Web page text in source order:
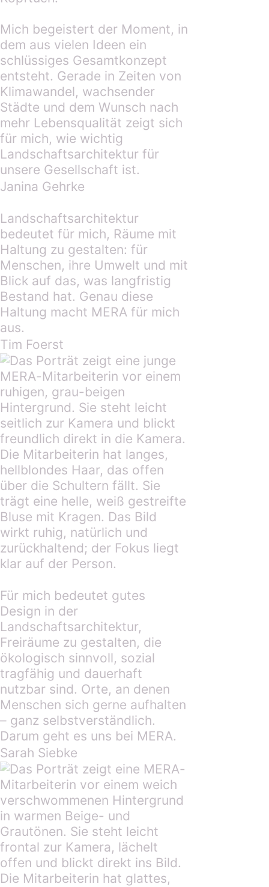
Mich begeistert der Moment, in
dem aus vielen Ideen ein
schlüssiges Gesamtkonzept
entsteht. Gerade in Zeiten von
Klimawandel, wachsender
Städte und dem Wunsch nach
mehr Lebensqualität zeigt sich
für mich, wie wichtig
Landschaftsarchitektur für
unsere Gesellschaft ist.
Janina Gehrke
Landschaftsarchitektur
bedeutet für mich, Räume mit
Haltung zu gestalten: für
Menschen, ihre Umwelt und mit
Blick auf das, was langfristig
Bestand hat. Genau diese
Haltung macht MERA für mich
aus.
Tim Foerst
Für mich bedeutet gutes
Design in der
Landschaftsarchitektur,
Freiräume zu gestalten, die
ökologisch sinnvoll, sozial
tragfähig und dauerhaft
nutzbar sind. Orte, an denen
Menschen sich gerne aufhalten
– ganz selbstverständlich.
Darum geht es uns bei MERA.
Sarah Siebke